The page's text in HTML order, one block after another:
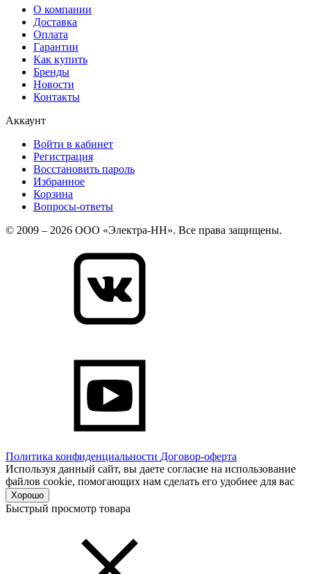
О компании
Доставка
Оплата
Гарантии
Как купить
Бренды
Новости
Контакты
Аккаунт
Войти в кабинет
Регистрация
Восстановить пароль
Избранное
Корзина
Вопросы-ответы
© 2009 – 2026 ООО «Электра-НН». Все права защищены.
Политика конфиденциальности Договор-оферта
Используя данный сайт, вы даете согласие на использование
файлов cookie, помогающих нам сделать его удобнее для вас
Хорошо
Быстрый просмотр товара